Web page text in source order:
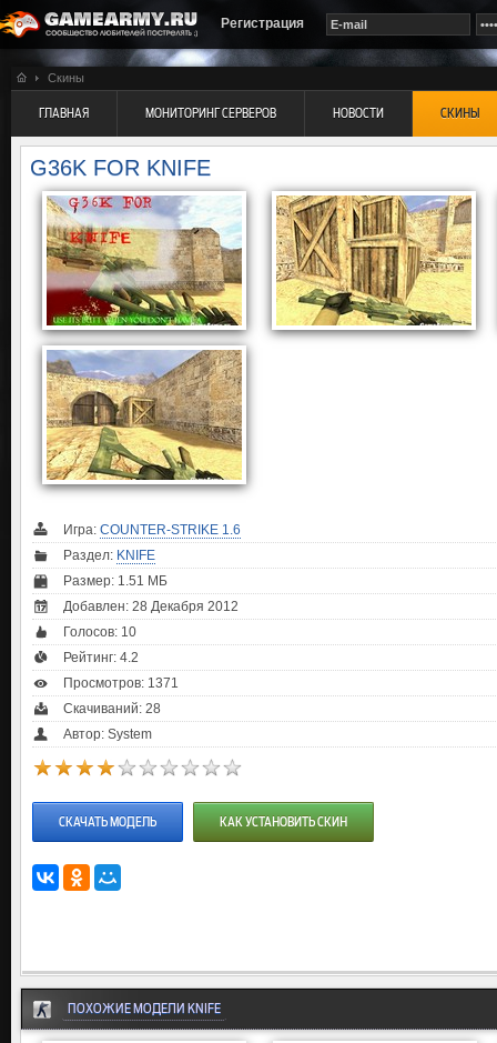
Регистрация
Скины
ГЛАВНАЯ МОНИТОРИНГ СЕРВЕРОВ НОВОСТИ СКИНЫ
G36K FOR KNIFE
Игра: COUNTER-STRIKE 1.6
Раздел: KNIFE
Размер: 1.51 МБ
Добавлен: 28 Декабря 2012
Голосов: 10
Рейтинг: 4.2
Просмотров: 1371
Скачиваний: 28
Автор: System
СКАЧАТЬ МОДЕЛЬ КАК УСТАНОВИТЬ СКИН
ПОХОЖИЕ МОДЕЛИ KNIFE